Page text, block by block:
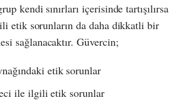
kendi sınırları içerisinde tartışılırsa
etik sorunların da daha dikkatli bir
sağlanacaktır. Güvercin;
etik sorunlar
ile ilgili etik sorunlar